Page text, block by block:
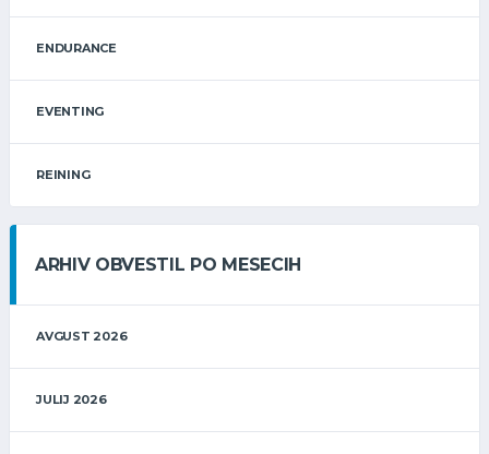
ENDURANCE
EVENTING
REINING
ARHIV OBVESTIL PO MESECIH
AVGUST 2026
JULIJ 2026